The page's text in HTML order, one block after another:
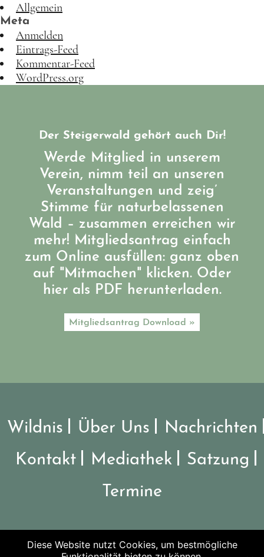
Allgemein
Meta
Anmelden
Eintrags-Feed
Kommentar-Feed
WordPress.org
Der Steigerwald gehört auch Dir!
Werde Mitglied in unserem
Verein, nimm teil an unseren
Veranstaltungen und zeig’
Stimme für naturbelassenen
Wald – zusammen erreichen wir
mehr! Mitgliedsantrag einfach
zum Online ausfüllen: ganz oben
auf "Mitmachen" klicken. Oder
hier als PDF herunterladen.
Mitgliedsantrag Download »
Wildnis Über Uns
Nachrichten
Kontakt
Mediathek
Satzung
Termine
©2026 Verein Nationalpark Steigerwald
Diese Website nutzt Cookies, um bestmögliche